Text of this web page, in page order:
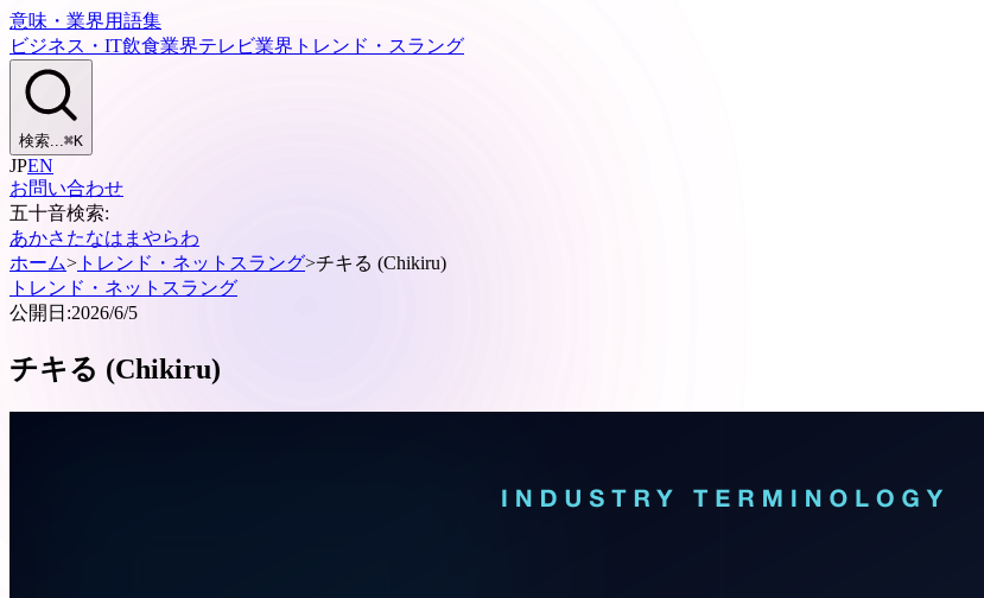
意味・業界用語集
ビジネス・IT飲食業界テレビ業界 トレンド・スラング
検索...⌘K
JPEN
お問い合わせ
五十音検索:
あかさ たなは ま やらわ
ホーム> トレンド・ネットスラング>チキる (Chikiru)
トレンド・ネットスラング
公開日:2026/6/5
チキる (Chikiru)